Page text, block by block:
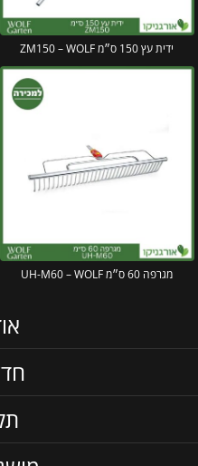
ידית עץ 150 ס״מ ZM150 – WOLF
מגרפה 60 ס״מ UH-M60 – WOLF